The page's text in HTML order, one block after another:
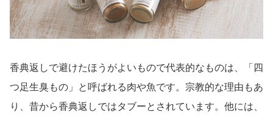
香典返しで避けたほうがよいもので代表的なものは、「四
つ足生臭もの」と呼ばれる肉や魚です。宗教的な理由もあ
り、昔から香典返しではタブーとされています。他には、